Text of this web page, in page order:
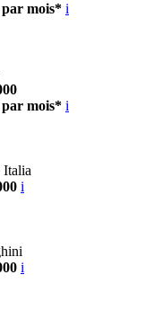
mois* i
mois* i
Italia
i
i